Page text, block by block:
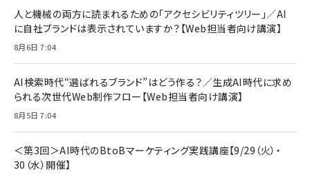
人と機械の両方に読まれるための「アクセシビリティツリー」／AI
に自社ブランドは表示されていますか？【Web担当者向け講演】
8月6日 7:04
AI検索時代“選ばれるブランド”はどう作る？／生成AI時代に求め
られる次世代Web制作フロー【Web担当者向け講演】
8月5日 7:04
＜第3回＞AI時代のBtoBマーケティング実践講座【9/29（火）・
30（水）開催】